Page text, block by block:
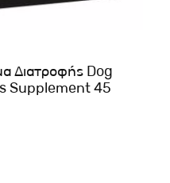
Διατροφής Dog
Supplement 45